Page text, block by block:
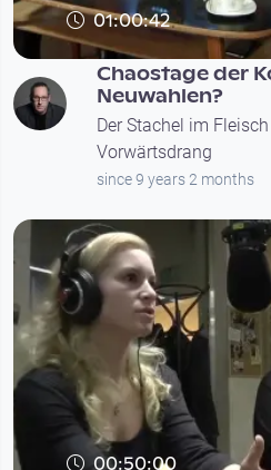
01:00:42
Chaostage der
Neuwahlen?
Der Stachel im
Vorwärtsdrang
since 9 years 2 months
00:50:00